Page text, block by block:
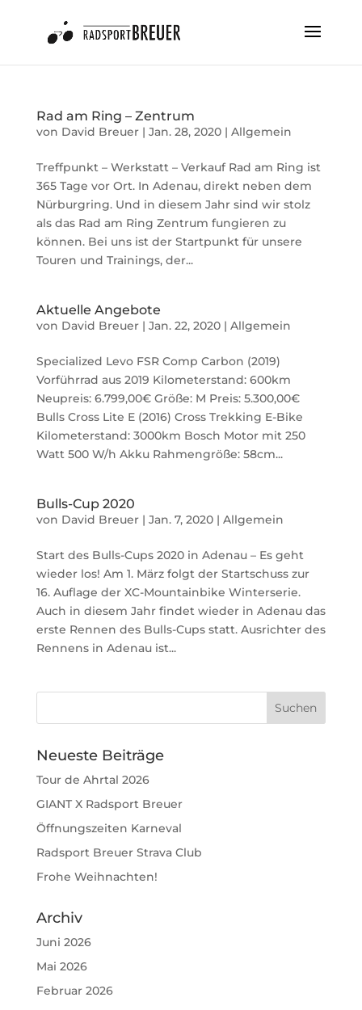
Rad am Ring – Zentrum
von David Breuer| Jan. 28, 2020| Allgemein
Treffpunkt – Werkstatt – Verkauf Rad am Ring ist
365 Tage vor Ort. In Adenau, direkt neben dem
Nürburgring. Und in diesem Jahr sind wir stolz
als das Rad am Ring Zentrum fungieren zu
können. Bei uns ist der Startpunkt für unsere
Touren und Trainings, der...
Aktuelle Angebote
von David Breuer| Jan. 22, 2020| Allgemein
Specialized Levo FSR Comp Carbon (2019)
Vorführrad aus 2019 Kilometerstand: 600km
Neupreis: 6.799,00€ Größe: M Preis: 5.300,00€
Bulls Cross Lite E (2016) Cross Trekking E-Bike
Kilometerstand: 3000km Bosch Motor mit 250
Watt 500 W/h Akku Rahmengröße: 58cm...
Bulls-Cup 2020
von David Breuer| Jan. 7, 2020| Allgemein
Start des Bulls-Cups 2020 in Adenau – Es geht
wieder los! Am 1. März folgt der Startschuss zur
16. Auflage der XC-Mountainbike Winterserie.
Auch in diesem Jahr findet wieder in Adenau das
erste Rennen des Bulls-Cups statt. Ausrichter des
Rennens in Adenau ist...
Neueste Beiträge
Tour de Ahrtal 2026
GIANT X Radsport Breuer
Öffnungszeiten Karneval
Radsport Breuer Strava Club
Frohe Weihnachten!
Archiv
Juni 2026
Mai 2026
Februar 2026